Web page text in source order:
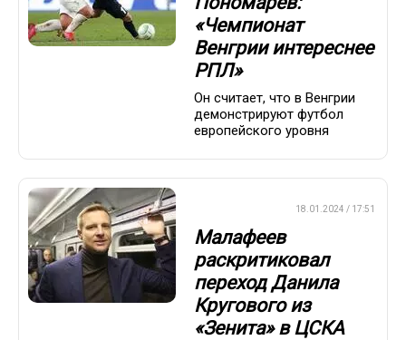
«Чемпионат
Венгрии интереснее
РПЛ»
Он считает, что в Венгрии
демонстрируют футбол
европейского уровня
18.01.2024 / 17:51
Малафеев
раскритиковал
переход Данила
Кругового из
«Зенита» в ЦСКА